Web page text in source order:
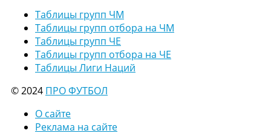
Таблицы групп ЧМ
Таблицы групп отбора на ЧМ
Таблицы групп ЧЕ
Таблицы групп отбора на ЧЕ
Таблицы Лиги Наций
© 2024 ПРО ФУТБОЛ
О сайте
Реклама на сайте